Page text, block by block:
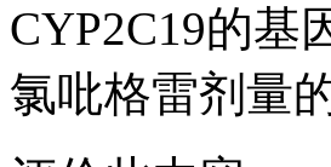
CYP2C19的基
氯吡格雷剂量